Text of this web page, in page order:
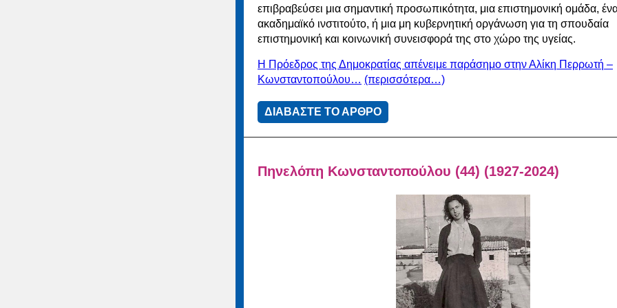
επιβραβεύσει μια σημαντική προσωπικότητα, μια επιστημονική ομάδα,
ακαδημαϊκό ινστιτούτο, ή μια μη κυβερνητική οργάνωση για τη σπουδαία
επιστημονική και κοινωνική συνεισφορά της στο χώρο της υγείας.
Η Πρόεδρος της Δημοκρατίας απένειμε παράσημο στην Αλίκη Περρωτή –
Κωνσταντοπούλου… (περισσότερα…)
ΔΙΑΒΑΣΤΕ ΤΟ ΑΡΘΡΟ
Πηνελόπη Κωνσταντοπούλου (44) (1927-2024)